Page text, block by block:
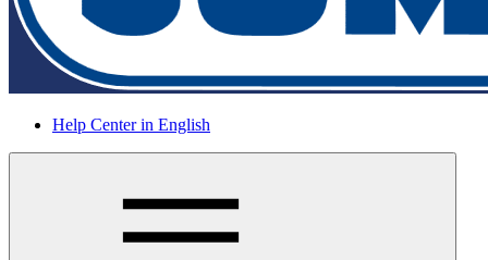
Help Center in English